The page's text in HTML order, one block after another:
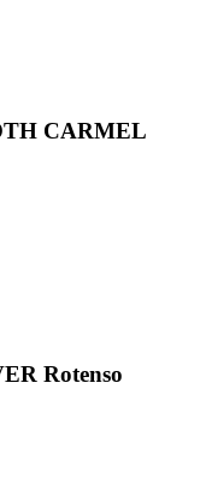
CARMEL
Rotenso